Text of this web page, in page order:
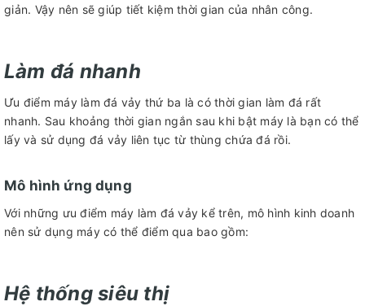
giản. Vậy nên sẽ giúp tiết kiệm thời gian của nhân công.
Làm đá nhanh
Ưu điểm máy làm đá vảy thứ ba là có thời gian làm đá rất
nhanh. Sau khoảng thời gian ngắn sau khi bật máy là bạn có thể
lấy và sử dụng đá vảy liên tục từ thùng chứa đá rồi.
Mô hình ứng dụng
Với những ưu điểm máy làm đá vảy kể trên, mô hình kinh doanh
nên sử dụng máy có thể điểm qua bao gồm:
Hệ thống siêu thị